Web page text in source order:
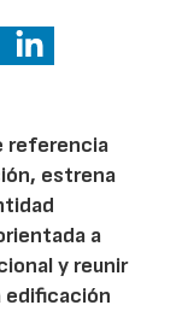
referencia
estrena
a
y reunir
edificación